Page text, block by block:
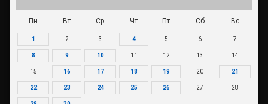
Пн Вт Ср Чт Пт Сб Вс
1 2 3 4 5 6 7
8 9 10 11 12 13 14
15 16 17 18 19 20 21
22 23 24 25 26 27 28